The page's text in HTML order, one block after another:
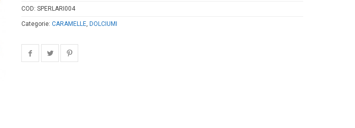
COD: SPERLARI004
Categorie: CARAMELLE, DOLCIUMI